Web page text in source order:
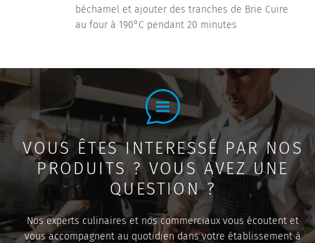
béchamel et ajouter des tranches de Brie Cuire
au four à 190°C pendant 20 minutes
VOUS ÊTES INTERESSÉ PAR NOS
PRODUITS ? VOUS AVEZ UNE
QUESTION ?
Nos experts culinaires et nos commerciaux vous écoutent et
vous accompagnent au quotidien dans votre établissement à